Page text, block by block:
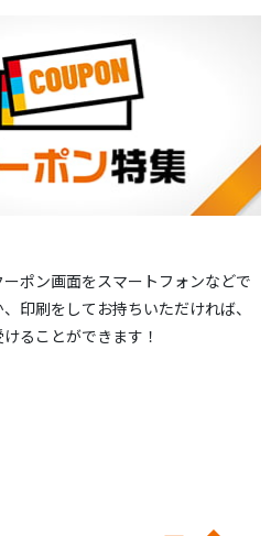
ポン画面をスマートフォンなどで
印刷をしてお持ちいただければ、
ることができます！